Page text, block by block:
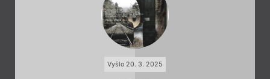
Vyšlo 20. 3. 2025